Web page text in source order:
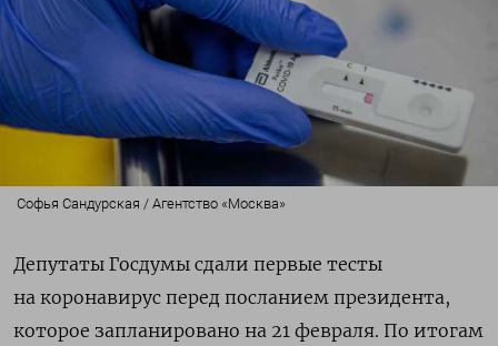
Софья Сандурская / Агентство «Москва»
Депутаты Госдумы сдали первые тесты
на коронавирус перед посланием президента,
которое запланировано на 21 февраля. По итогам